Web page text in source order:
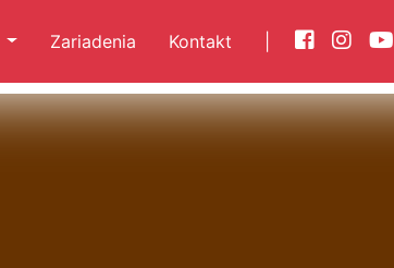
Zariadenia Kontakt